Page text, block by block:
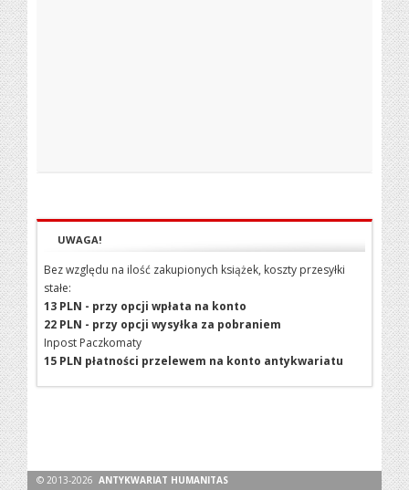
UWAGA!
Bez względu na ilość zakupionych książek, koszty przesyłki
stałe:
13 PLN - przy opcji wpłata na konto
22 PLN - przy opcji wysyłka za pobraniem
Inpost Paczkomaty
15 PLN płatności przelewem na konto antykwariatu
© 2013-2026ANTYKWARIAT HUMANITAS